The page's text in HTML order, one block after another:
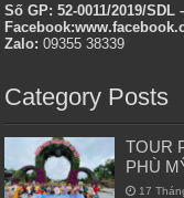
Số GP: 52-0011/2019/SDL
Zalo: 09355 38339
Category Posts
TOUR
PHÙ
17